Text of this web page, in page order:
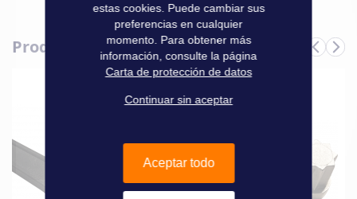
Produits complémentaires
estas cookies. Puede cambiar sus
preferencias en cualquier
momento. Para obtener más
información, consulte la página
Carta de protección de datos
Continuar sin aceptar
Aceptar todo